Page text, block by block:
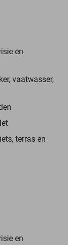
en
vaatwasser,
terras en
en